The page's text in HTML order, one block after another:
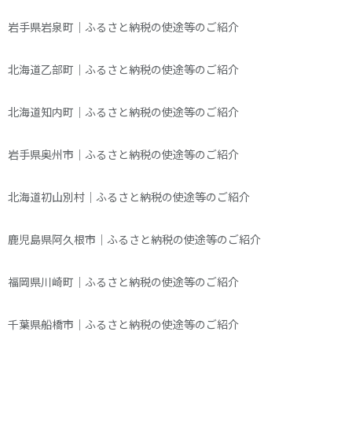
岩手県岩泉町｜ふるさと納税の使途等のご紹介
北海道乙部町｜ふるさと納税の使途等のご紹介
北海道知内町｜ふるさと納税の使途等のご紹介
岩手県奥州市｜ふるさと納税の使途等のご紹介
北海道初山別村｜ふるさと納税の使途等のご紹介
鹿児島県阿久根市｜ふるさと納税の使途等のご紹介
福岡県川崎町｜ふるさと納税の使途等のご紹介
千葉県船橋市｜ふるさと納税の使途等のご紹介